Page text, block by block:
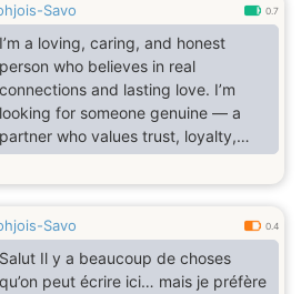
Savo 0.7
I’m a loving, caring, and honest
person who believes in real
connections and lasting love. I’m
looking for someone genuine — a
partner who values trust, loyalty,
and affection as much as I do. I’m
ready to explore life together, build
to one another through it all.
Savo 0.4
Salut Il y a beaucoup de choses
qu’on peut écrire ici… mais je préfère